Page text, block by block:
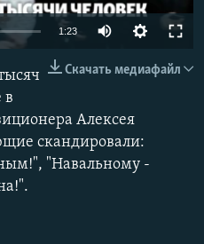
1080p
1:23
480p
Скачать медиафайл
в
Алексея
скандировали:
"Навальному -